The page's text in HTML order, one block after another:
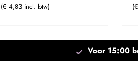
(€ 4,83 incl. btw)
Voor 15:00